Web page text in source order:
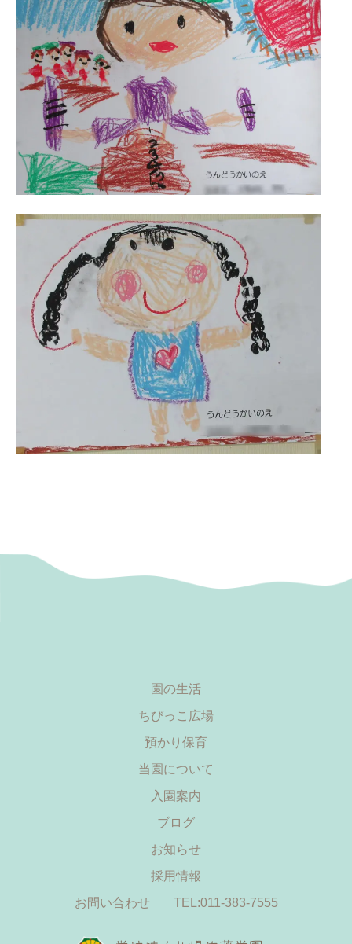
園の生活
ちびっこ広場
預かり保育
当園について
入園案内
ブログ
お知らせ
採用情報
お問い合わせ
TEL:011-383-7555